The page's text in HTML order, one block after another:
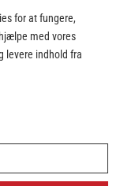
for at fungere,
med vores
levere indhold fra